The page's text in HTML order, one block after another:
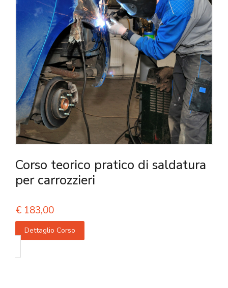
Corso teorico pratico di saldatura
per carrozzieri
€ 183,00
Dettaglio Corso